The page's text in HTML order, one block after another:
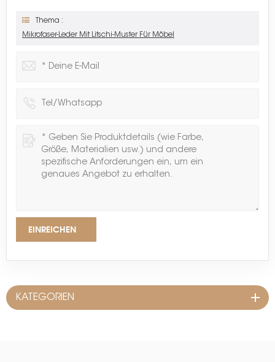
Thema :
Mikrofaser-Leder Mit Litschi-Muster Für Möbel
EINREICHEN
KATEGORIEN